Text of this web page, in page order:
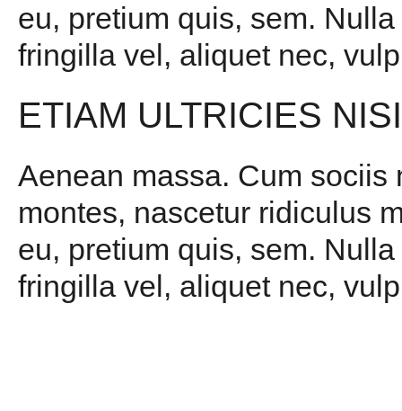
eu, pretium quis, sem.
fringilla vel, aliquet nec,
ETIAM ULTRICIES
Aenean massa. Cum
montes, nascetur ridiculus
eu, pretium quis, sem.
fringilla vel, aliquet nec,